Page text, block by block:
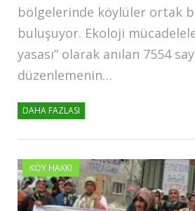
bölgelerinde köylüler ortak
buluşuyor. Ekoloji
yasası” olarak anılan 7554
düzenlemenin…
DAHA FAZLASI
KÖY HAKKI